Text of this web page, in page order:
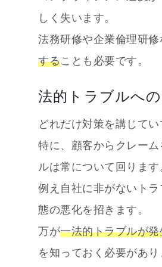
しく失います。
法務研修や企業倫理研
することも必要です。
法的トラブルへ
どれだけ対策を講じて
特に、顧客からクレー
ルは常について回ります
例え自社に非がないト
態の悪化を招きます。
万が一法的トラブルが
を知っておく必要があり